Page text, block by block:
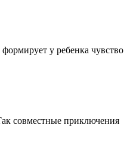
у ребенка чувство
совместные приключения